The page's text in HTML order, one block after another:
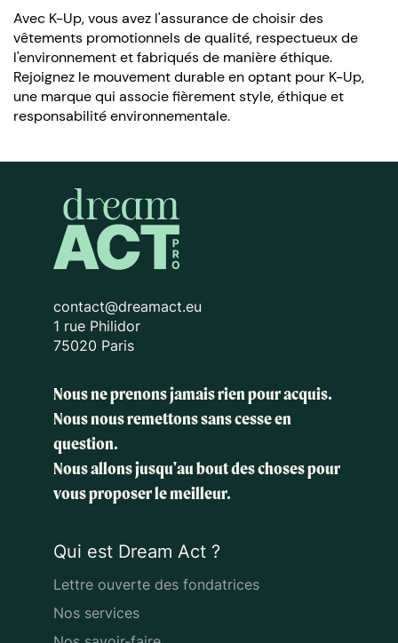
Avec K-Up, vous avez l'assurance de choisir des
vêtements promotionnels de qualité, respectueux de
l'environnement et fabriqués de manière éthique.
Rejoignez le mouvement durable en optant pour K-Up,
une marque qui associe fièrement style, éthique et
responsabilité environnementale.
contact@dreamact.eu
1 rue Philidor
75020 Paris
Nous ne prenons jamais rien pour acquis.
Nous nous remettons sans cesse en
question.
Nous allons jusqu'au bout des chosespour
vous proposer le meilleur.
Qui est Dream Act ?
Lettre ouverte des fondatrices
Nos services